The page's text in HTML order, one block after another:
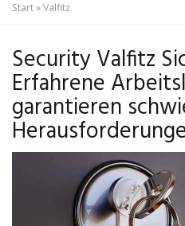
Start»Valfitz
Security Valfitz
Erfahrene
garantieren